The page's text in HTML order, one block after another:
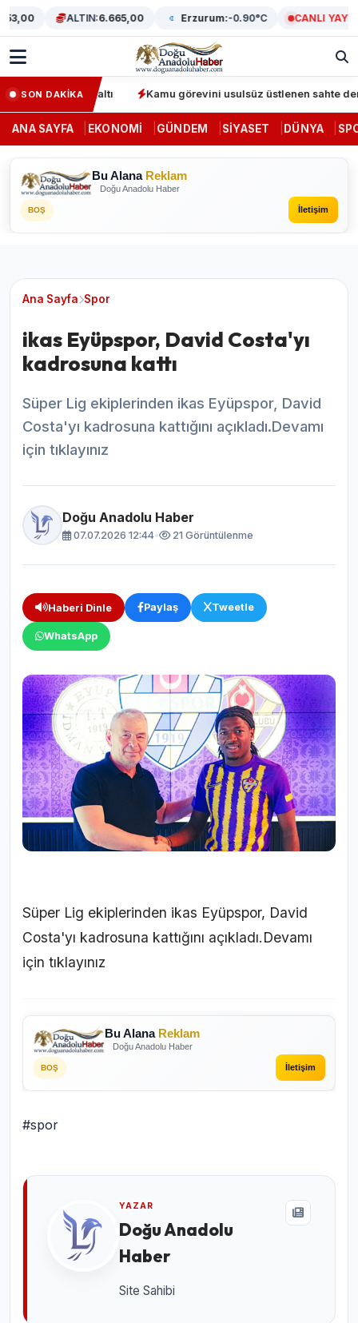
ALTIN:6.665,00 Erzurum:-0.90°C CANLI YAYIN
SON DAKİKA
64 gözaltı Kamu görevini usulsüz üstlenen sahte
ANA SAYFA EKONOMI GÜNDEM SIYASET DÜNYA
Bu Alana Reklam
Doğu Anadolu Haber
BOŞ İletişim
Ana Sayfa Spor
ikas Eyüpspor, David Costa'yı
kadrosuna kattı
Süper Lig ekiplerinden ikas Eyüpspor, David
Costa'yı kadrosuna kattığını açıkladı.Devamı
için tıklayınız
Doğu Anadolu Haber
07.07.2026 12:44• 21 Görüntülenme
Haberi Dinle Paylaş Tweetle
WhatsApp
Süper Lig ekiplerinden ikas Eyüpspor, David
Costa'yı kadrosuna kattığını açıkladı.Devamı
için tıklayınız
Bu Alana Reklam
Doğu Anadolu Haber
BOŞ İletişim
#spor
YAZAR
Doğu Anadolu
Haber
Site Sahibi